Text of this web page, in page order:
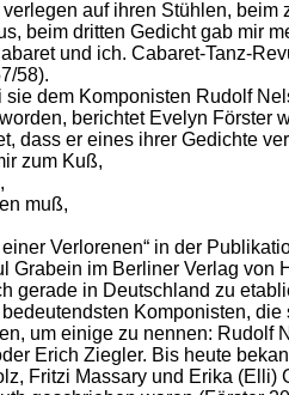
auf ihren Stühlen,
beim dritten Gedicht gab mir
und ich. Cabaret-Tanz-
58).
dem Komponisten Rudolf
berichtet Evelyn Förster
dass er eines ihrer Gedichte
zum Kuß,
muß,
Verlorenen“ in der
Grabein im Berliner Verlag von
gerade in Deutschland zu
Komponisten,
um einige zu nennen: Rudolf
Erich Ziegler. Bis heute
Fritzi Massary und Erika (Elli)